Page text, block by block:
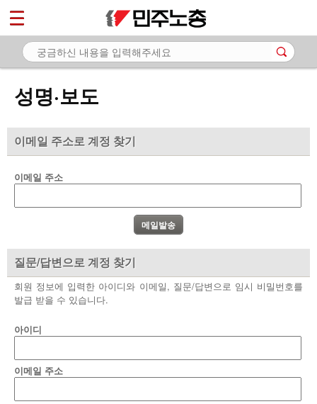
성명·보도
이메일 주소로 계정 찾기
이메일 주소
질문/답변으로 계정 찾기
회원 정보에 입력한 아이디와 이메일, 질문/답변으로 임시 비밀번호를
발급 받을 수 있습니다.
아이디
이메일 주소
마이페이지
소개
- 공지사항
- 성명·보도
부설기관
업무